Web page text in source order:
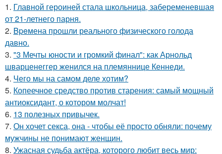
1. Главной героиней стала школьница, забеременевшая
от 21-летнего парня.
2. Bpeмена прошли реального физического голода
давно.
3. "3 Мечты юности и громкий финал": как Арнольд
шварценеггер женился на племяннице Кеннеди.
4. Чего мы на самом деле хотим?
5. Копеечное средство против старения: самый мощный
антиоксидант, о котором молчат!
6. 13 полезных привычек.
7. Он хочет секса, она - чтобы её просто обняли: почему
мужчины не понимают женщин.
8. Ужасная судьба актёра, которого любит весь мир: